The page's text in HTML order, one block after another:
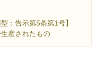
：告示第5条第1号】
産されたもの